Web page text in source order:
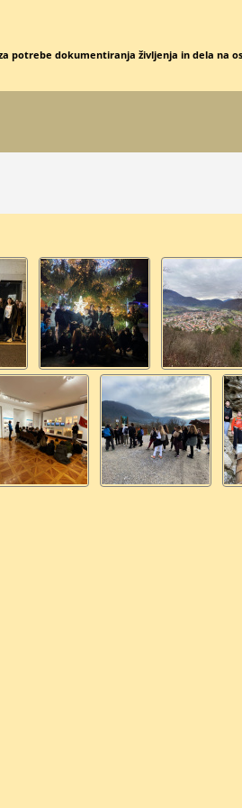
potrebe dokumentiranja življenja in dela na